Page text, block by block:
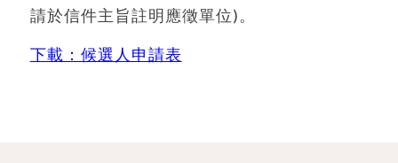
請於信件主旨註明應徵單位)。
下載：候選人申請表